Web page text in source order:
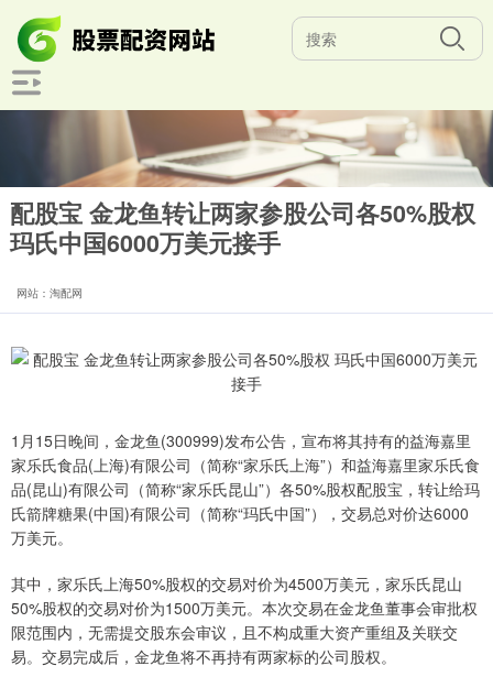
配股宝 金龙鱼转让两家参股公司各50%股权
玛氏中国6000万美元接手
网站：淘配网
1月15日晚间，金龙鱼(300999)发布公告，宣布将其持有的益海嘉里
家乐氏食品(上海)有限公司（简称“家乐氏上海”）和益海嘉里家乐氏食
品(昆山)有限公司（简称“家乐氏昆山”）各50%股权配股宝，转让给玛
氏箭牌糖果(中国)有限公司（简称“玛氏中国”），交易总对价达6000
万美元。
其中，家乐氏上海50%股权的交易对价为4500万美元，家乐氏昆山
50%股权的交易对价为1500万美元。本次交易在金龙鱼董事会审批权
限范围内，无需提交股东会审议，且不构成重大资产重组及关联交
易。交易完成后，金龙鱼将不再持有两家标的公司股权。